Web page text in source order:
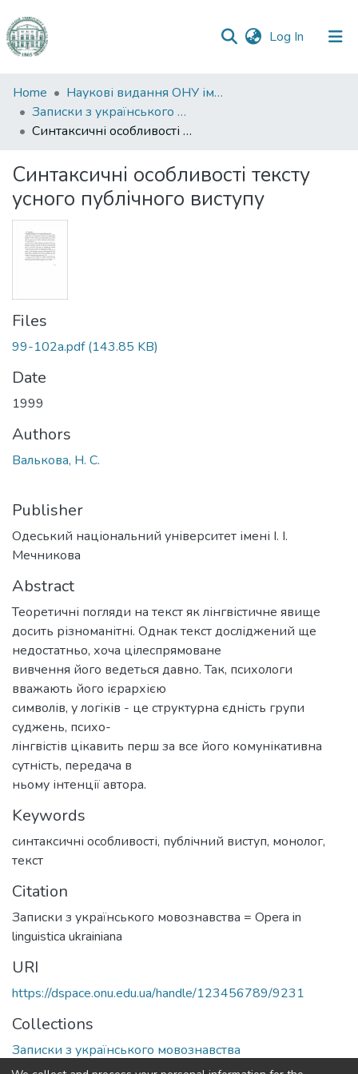
Log In (current)
Communities
&
Collections
Statistics
Home
Наукові видання ОНУ імені І. І. Мечникова
Записки з українського мовознавства
Синтаксичні особливості тексту усного публічного виступу
Синтаксичні особливості тексту
усного публічного виступу
Files
99-102а.pdf(143.85 KB)
Date
1999
Authors
Валькова, Н. С.
Publisher
Одеський національний університет імені І. І.
Мечникова
Abstract
Теоретичні погляди на текст як лінгвістичне явище
досить різноманітні. Однак текст досліджений ще
недостатньо, хоча цілеспрямоване
вивчення його ведеться давно. Так, психологи
вважають його ієрархією
символів, у логіків - це структурна єдність групи
суджень, психо-
лінгвістів цікавить перш за все його комунікативна
сутність, передача в
ньому інтенції автора.
Keywords
синтаксичні особливості, публічний виступ, монолог,
текст
Citation
Записки з українського мовознавства = Opera in
linguistica ukrainiana
URI
https://dspace.onu.edu.ua/handle/123456789/9231
Collections
Записки з українського мовознавства